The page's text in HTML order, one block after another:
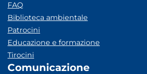
FAQ
Biblioteca ambientale
Patrocini
Educazione e formazione
Tirocini
Comunicazione